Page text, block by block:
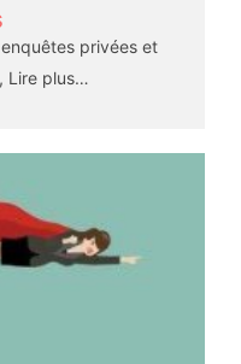
privées et
Lire plus…